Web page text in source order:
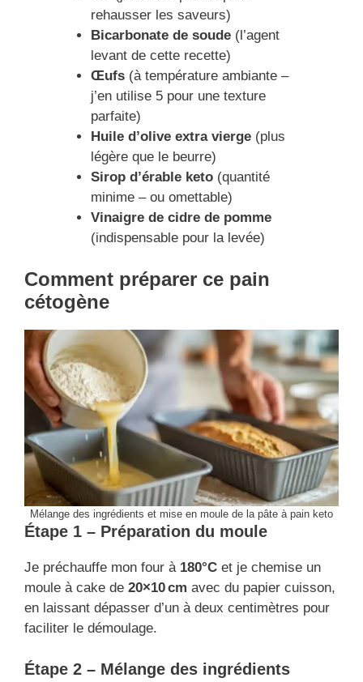
rehausser les saveurs)
Bicarbonate de soude (l’agent
levant de cette recette)
Œufs (à température ambiante –
j’en utilise 5 pour une texture
parfaite)
Huile d’olive extra vierge (plus
légère que le beurre)
Sirop d’érable keto (quantité
minime – ou omettable)
Vinaigre de cidre de pomme
(indispensable pour la levée)
Comment préparer ce pain
cétogène
Mélange des ingrédients et mise en moule de la pâte à pain keto
Étape 1 – Préparation du moule
Je préchauffe mon four à 180°C et je chemise un
moule à cake de 20×10 cm avec du papier cuisson,
en laissant dépasser d’un à deux centimètres pour
faciliter le démoulage.
Étape 2 – Mélange des ingrédients